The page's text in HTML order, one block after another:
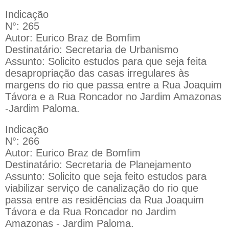
Indicação
N°: 265
Autor: Eurico Braz de Bomfim
Destinatário: Secretaria de Urbanismo
Assunto: Solicito estudos para que seja feita
desapropriação das casas irregulares às
margens do rio que passa entre a Rua Joaquim
Távora e a Rua Roncador no Jardim Amazonas
-Jardim Paloma.
Indicação
N°: 266
Autor: Eurico Braz de Bomfim
Destinatário: Secretaria de Planejamento
Assunto: Solicito que seja feito estudos para
viabilizar serviço de canalização do rio que
passa entre as residências da Rua Joaquim
Távora e da Rua Roncador no Jardim
Amazonas - Jardim Paloma.